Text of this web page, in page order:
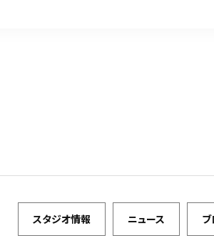
スタジオ情報 ニュース